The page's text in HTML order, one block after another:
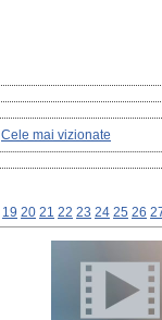
Cele mai vizionate
19 20 21 22 23 24 25 26